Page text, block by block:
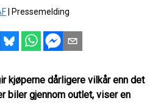
Pressemelding
kjøperne dårligere vilkår enn det
biler gjennom outlet, viser en